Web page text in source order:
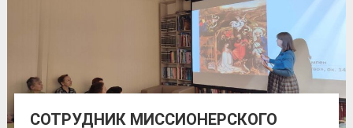
СОТРУДНИК МИССИОНЕРСКОГО